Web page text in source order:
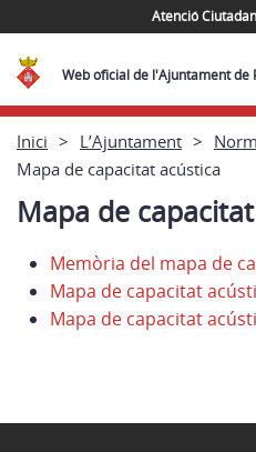
Atenció
Web oficial de l'Ajuntament de
Inici L’Ajuntament
Mapa de capacitat acústica
Mapa de
Memòria del mapa de
Mapa de capacitat
Mapa de capacitat